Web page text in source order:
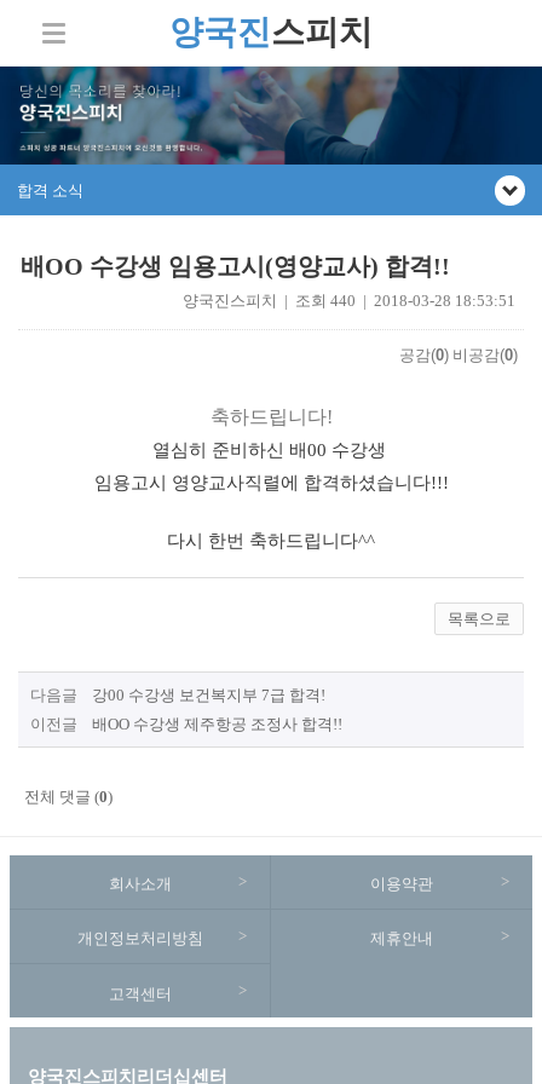
양국진스피치
합격 소식
배OO 수강생 임용고시(영양교사) 합격!!
양국진스피치 | 조회 440 | 2018-03-28 18:53:51
공감(0) 비공감(0)
축하드립니다!
열심히 준비하신 배00 수강생
임용고시 영양교사직렬에 합격하셨습니다!!!
다시 한번 축하드립니다^^
목록으로
다음글 강00 수강생 보건복지부 7급 합격!
이전글배OO 수강생 제주항공 조정사 합격!!
전체 댓글 (0)
회사소개 이용약관
개인정보처리방침 제휴안내
고객센터
양국진스피치리더십센터